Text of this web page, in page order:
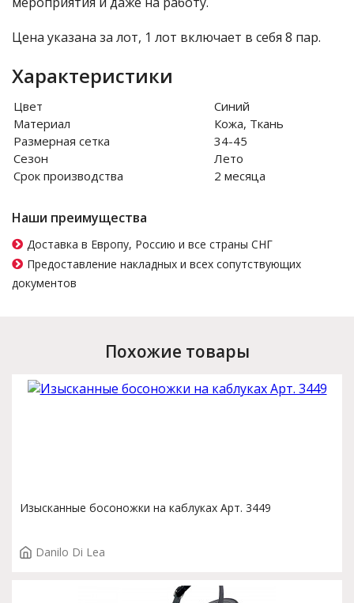
Цена указана за лот, 1 лот включает в себя 8 пар.
Характеристики
Цвет
Синий
Материал
Кожа, Ткань
Размерная сетка
34-45
Сезон
Лето
Срок производства
2 месяца
Наши преимущества
Доставка в Европу, Россию и все страны СНГ
Предоставление накладных и всех сопутствующих
документов
Похожие товары
Изысканные босоножки на каблуках Арт. 3449
Danilo Di Lea